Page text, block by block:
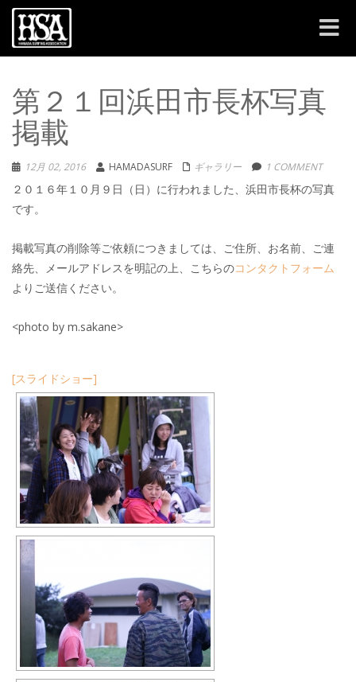
Toggle
第２１回浜田市長杯写真
掲載
12月 02, 2016 HAMADASURF ギャラリー 1 COMMENT
２０１６年１０月９日（日）に行われました、浜田市長杯の写真
です。
掲載写真の削除等ご依頼につきましては、ご住所、お名前、ご連
絡先、メールアドレスを明記の上、こちらのコンタクトフォーム
よりご送信ください。
<photo by m.sakane>
[スライドショー]